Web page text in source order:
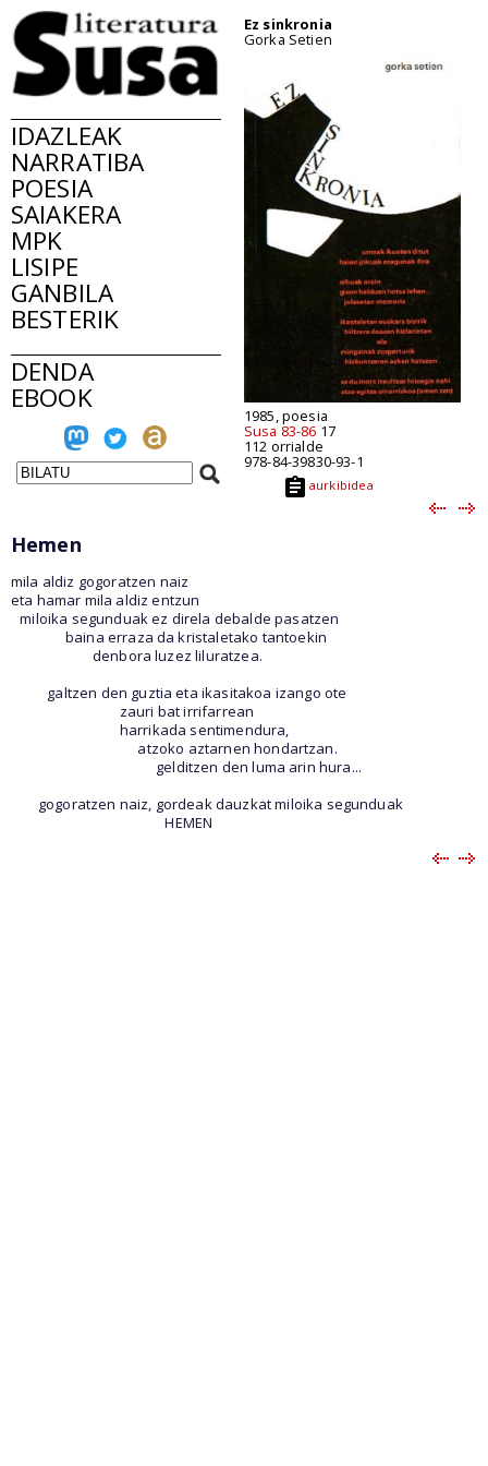
IDAZLEAK
NARRATIBA
POESIA
SAIAKERA
MPK
LISIPE
GANBILA
BESTERIK
DENDA
EBOOK
Ez sinkronia
Gorka Setien
1985, poesia
Susa 83-86 17
112 orrialde
978-84-39830-93-1
aurkibidea
Hemen
mila aldiz gogoratzen naiz
eta hamar mila aldiz entzun
miloika segunduak ez direla debalde pasatzen
baina erraza da kristaletako tantoekin
denbora luzez liluratzea.
galtzen den guztia eta ikasitakoa izango ote
zauri bat irrifarrean
harrikada sentimendura,
atzoko aztarnen hondartzan.
gelditzen den luma arin hura...
gogoratzen naiz, gordeak dauzkat miloika segunduak
HEMEN